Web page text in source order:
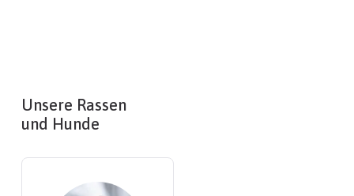
Unsere Rassen
und Hunde